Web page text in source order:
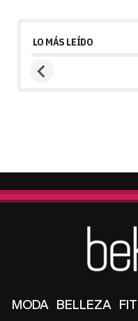
LO MÁS LEÍDO
MODA BELLEZA FIT